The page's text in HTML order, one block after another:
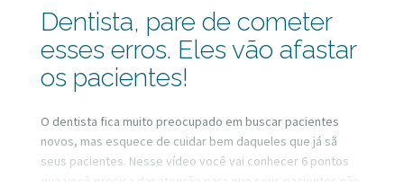
Dentista, pare de cometer
esses erros. Eles vão afastar
os pacientes!
O dentista fica muito preocupado em buscar pacientes
novos, mas esquece de cuidar bem daqueles que já sã
seus pacientes. Nesse vídeo você vai conhecer 6 pontos
que você precisa dar atenção para que seus pacientes não